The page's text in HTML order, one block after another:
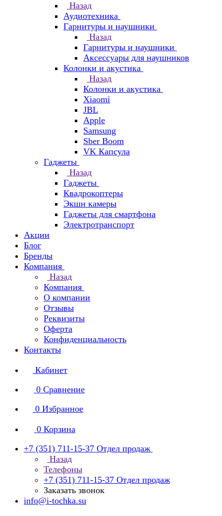
Назад
Аудиотехника
Гарнитуры и наушники
Назад
Гарнитуры и наушники
Аксессуары для наушников
Колонки и акустика
Назад
Колонки и акустика
Xiaomi
JBL
Apple
Samsung
Sber Boom
VK Капсула
Гаджеты
Назад
Гаджеты
Квадрокоптеры
Экшн камеры
Гаджеты для смартфона
Электротранспорт
Акции
Блог
Бренды
Компания
Назад
Компания
О компании
Отзывы
Реквизиты
Оферта
Конфиденциальность
Контакты
Кабинет
0 Сравнение
0 Избранное
0 Корзина
+7 (351) 711-15-37 Отдел продаж
Назад
Телефоны
+7 (351) 711-15-37 Отдел продаж
Заказать звонок
info@i-tochka.su